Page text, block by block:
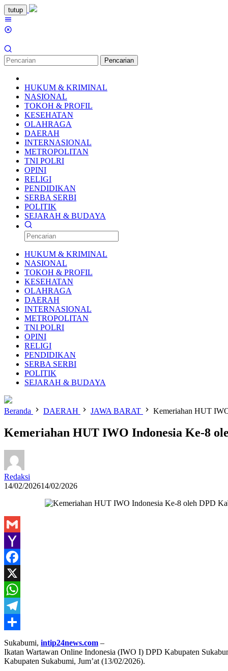
Loncat
ke
konten
tutup
Pencarian
HUKUM & KRIMINAL
NASIONAL
TOKOH & PROFIL
KESEHATAN
OLAHRAGA
DAERAH
INTERNASIONAL
METROPOLITAN
TNI POLRI
OPINI
RELIGI
PENDIDIKAN
SERBA SERBI
POLITIK
SEJARAH & BUDAYA
HUKUM & KRIMINAL
NASIONAL
TOKOH & PROFIL
KESEHATAN
OLAHRAGA
DAERAH
INTERNASIONAL
METROPOLITAN
TNI POLRI
OPINI
RELIGI
PENDIDIKAN
SERBA SERBI
POLITIK
SEJARAH & BUDAYA
Beranda DAERAH JAWA BARAT Kemeriahan HUT
Kemeriahan HUT IWO Indonesia Ke-8
Redaksi
14/02/202614/02/2026
Gmail
Yahoo
Mail
Facebook
X
WhatsApp
Telegram
Share
Sukabumi, intip24news.com –
Ikatan Wartawan Online Indonesia (IWO I) DPD Kabupaten
Kabupaten Sukabumi, Jum’at (13/02/2026).